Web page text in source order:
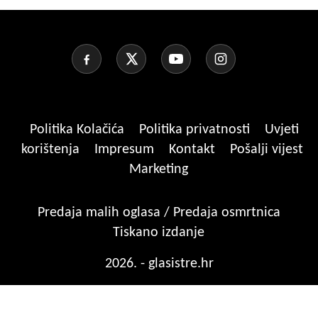
Politika Kolačića Politika privatnosti
Uvjeti
korištenja
Impresum Kontakt
Pošalji vijest
Marketing
Predaja malih oglasa / Predaja osmrtnica
Tiskano izdanje
2026. - glasistre.hr